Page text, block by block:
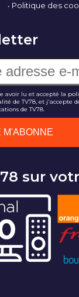
Politique des
avoir lu et accepté la
de TV78, et j'accepte
de TV78.
sur